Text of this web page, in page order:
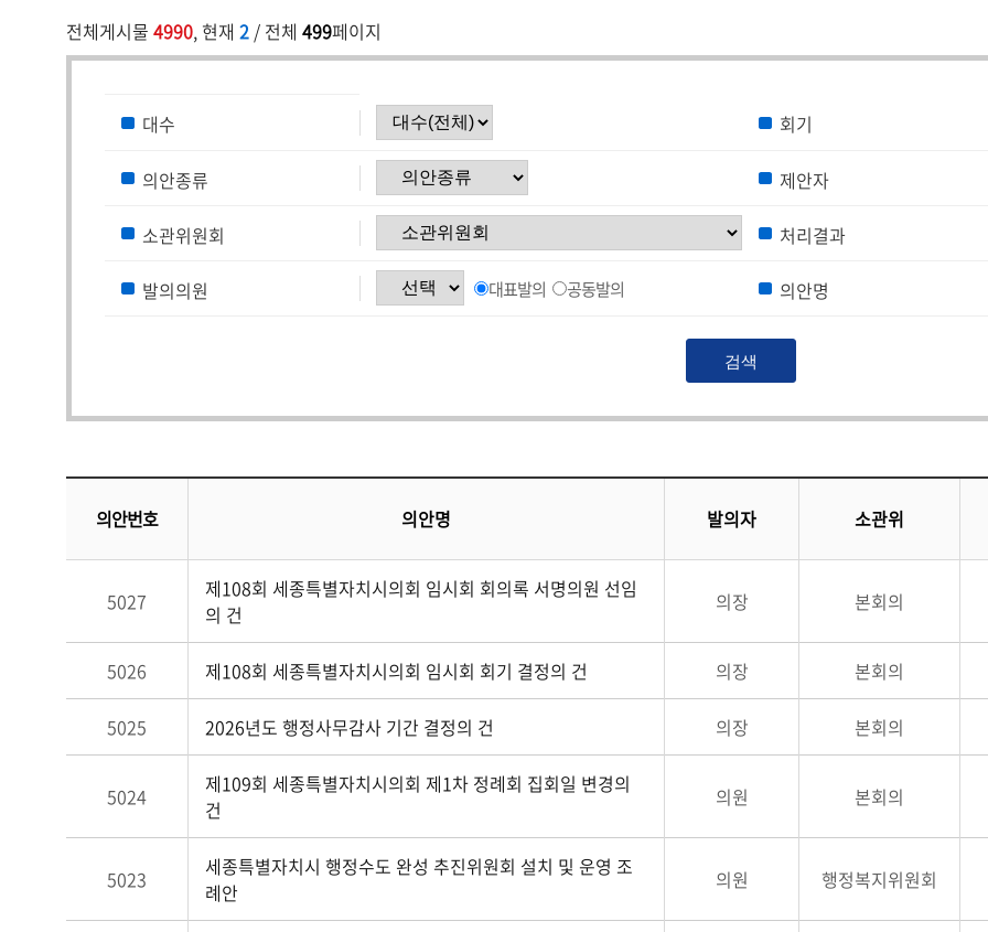
전체게시물 4990, 현재 2 / 전체 499페이지
대수 회기
의안종류 제안자
소관위원회 처리결과
발의의원 대표발의 공동발의 의안명
의안번호 의안명 발의자 소관위
5027
제108회 세종특별자치시의회 임시회 회의록 서명의원 선임
의 건
의장 본회의
5026 제108회 세종특별자치시의회 임시회 회기 결정의 건 의장 본회의
5025 2026년도 행정사무감사 기간 결정의 건 의장 본회의
5024
제109회 세종특별자치시의회 제1차 정례회 집회일 변경의
건
의원 본회의
5023
세종특별자치시 행정수도 완성 추진위원회 설치 및 운영 조
례안
의원 행정복지위원회